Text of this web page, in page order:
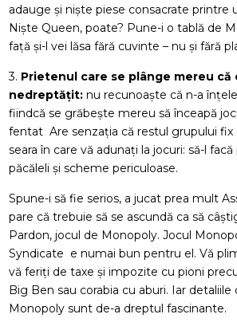
adauge și niște piese consacrate printre
Niște Queen, poate? Pune-i o tablă de
față și-l vei lăsa fără cuvinte – nu și fără
3. Prietenul care se plânge mereu că
nedreptățit: nu recunoaște că n-a
fiindcă se grăbește mereu să înceapă
fentat Are senzația că restul grupului fix
seara în care vă adunați la jocuri: să-l
păcăleli și scheme periculoase.
Spune-i să fie serios, a jucat prea mult
pare că trebuie să se ascundă ca să
Pardon, jocul de Monopoly. Jocul
Syndicate e numai bun pentru el. Vă
vă feriți de taxe și impozite cu pioni
Big Ben sau corabia cu aburi. Iar detaliile
Monopoly sunt de-a dreptul fascinante.